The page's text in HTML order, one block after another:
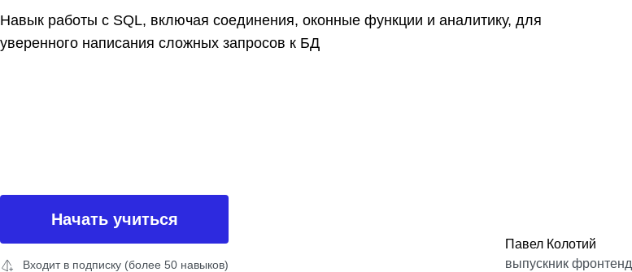
Навык работы с SQL, включая соединения, оконные функции и аналитику, для
уверенного написания сложных запросов к БД
Начать учиться
Входит в подписку (более 50 навыков)
Павел Колотий
выпускник фронтенд